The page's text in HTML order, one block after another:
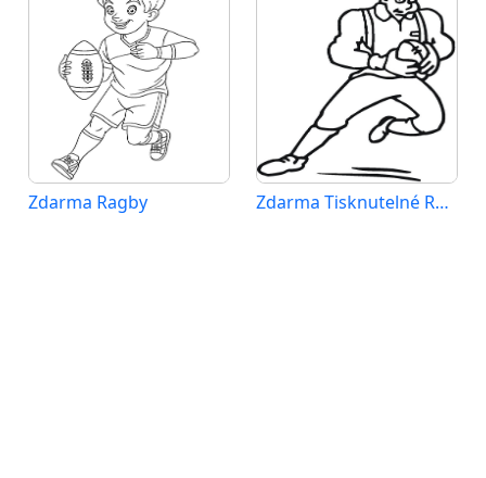
Zdarma Ragby Zdarma Tisknutelné Ragby